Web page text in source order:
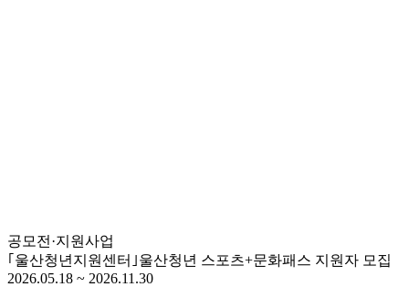
공모전·지원사업
｢울산청년지원센터｣울산청년 스포츠+문화패스 지원자 모집
2026.05.18 ~ 2026.11.30